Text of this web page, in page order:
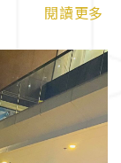
閱讀更多